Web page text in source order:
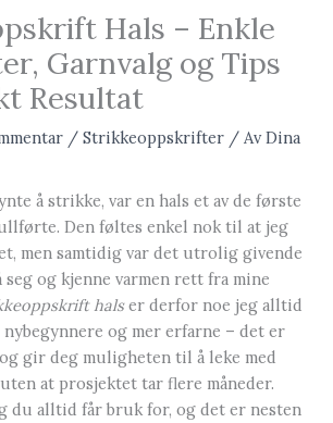
Hals – Enkle
Garnvalg og Tips
Resultat
/Strikkeoppskrifter / Av Dina
å strikke, var en hals et av de første
Den føltes enkel nok til at jeg
men samtidig var det utrolig givende
seg og kjenne varmen rett fra mine
halser derfor noe jeg alltid
og mer erfarne – det er
gir deg muligheten til å leke med
at prosjektet tar flere måneder.
du alltid får bruk for, og det er nesten